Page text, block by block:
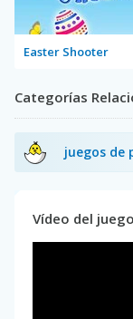
Easter Shooter
Categorías
juegos de
Vídeo del juego